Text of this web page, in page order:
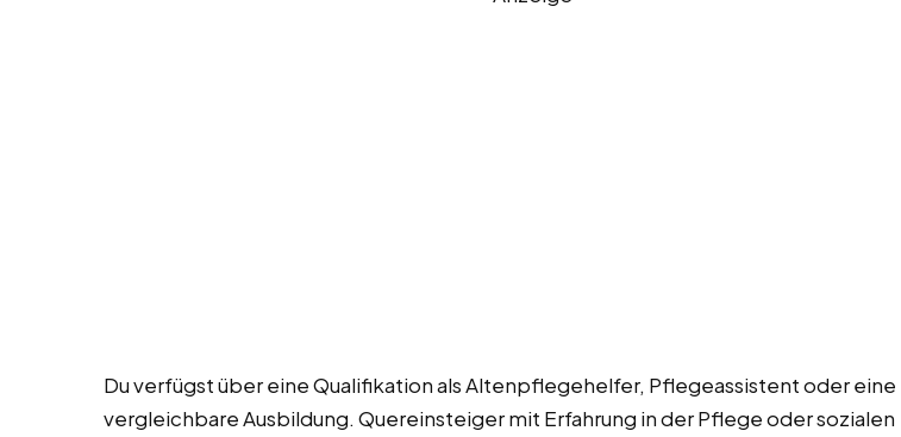
Du verfügst über eine Qualifikation als Altenpflegehelfer, Pflegeassistent oder eine
vergleichbare Ausbildung. Quereinsteiger mit Erfahrung in der Pflege oder sozialen